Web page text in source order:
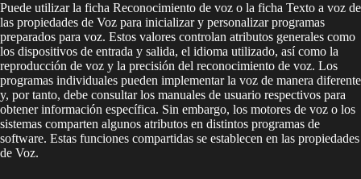
Puede utilizar la ficha Reconocimiento de voz o la ficha Texto a voz de
las propiedades de Voz para inicializar y personalizar programas
preparados para voz. Estos valores controlan atributos generales como
los dispositivos de entrada y salida, el idioma utilizado, así como la
reproducción de voz y la precisión del reconocimiento de voz. Los
programas individuales pueden implementar la voz de manera diferente
y, por tanto, debe consultar los manuales de usuario respectivos para
obtener información específica. Sin embargo, los motores de voz o los
sistemas comparten algunos atributos en distintos programas de
software. Estas funciones compartidas se establecen en las propiedades
de Voz.